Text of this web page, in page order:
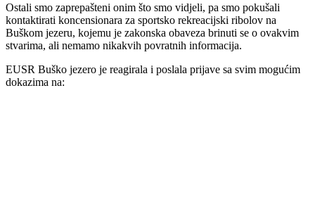
Ostali smo zaprepašteni onim što smo vidjeli, pa smo pokušali
kontaktirati koncensionara za sportsko rekreacijski ribolov na
Buškom jezeru, kojemu je zakonska obaveza brinuti se o ovakvim
stvarima, ali nemamo nikakvih povratnih informacija.
EUSR Buško jezero je reagirala i poslala prijave sa svim mogućim
dokazima na: